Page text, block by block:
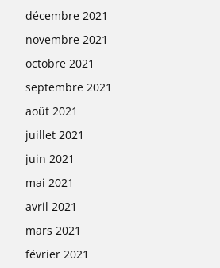
décembre 2021
novembre 2021
octobre 2021
septembre 2021
août 2021
juillet 2021
juin 2021
mai 2021
avril 2021
mars 2021
février 2021